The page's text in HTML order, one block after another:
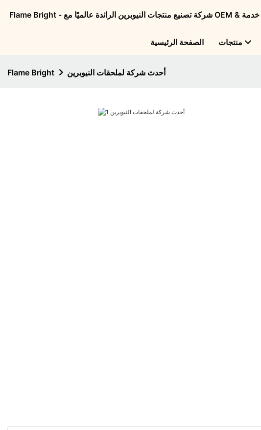
الصفحة الرئيسية منتجات
Flame Bright أحدث شركة لملحقات النيوبرين